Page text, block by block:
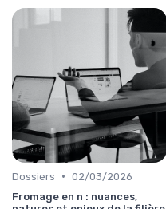
Dossiers • 02/03/2026
Fromage en n : nuances,